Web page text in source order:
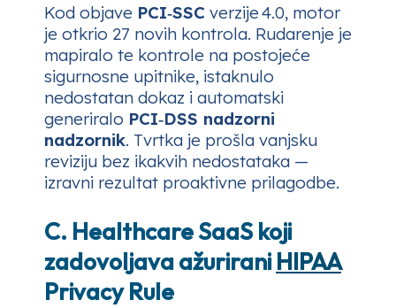
Kod objave PCI‑SSC verzije 4.0, motor
je otkrio 27 novih kontrola. Rudarenje je
mapiralo te kontrole na postojeće
sigurnosne upitnike, istaknulo
nedostatan dokaz i automatski
generiralo PCI‑DSS nadzorni
nadzornik. Tvrtka je prošla vanjsku
reviziju bez ikakvih nedostataka —
izravni rezultat proaktivne prilagodbe.
C. Healthcare SaaS koji
zadovoljava ažuriraniHIPAA
Privacy Rule